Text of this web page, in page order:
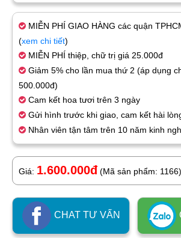
MIỄN PHÍ GIAO HÀNG các quận
(xem chi tiết)
MIỄN PHÍ thiệp, chữ trị giá 25.000đ
Giảm 5% cho lần mua thứ 2 (áp dụng
500.000đ)
Cam kết hoa tươi trên 3 ngày
Gửi hình trước khi giao, cam kết hài
Nhân viên tận tâm trên 10 năm kinh
Giá: 1.600.000đ (Mã sản phẩm: 1166)
CHAT TƯ VẤN